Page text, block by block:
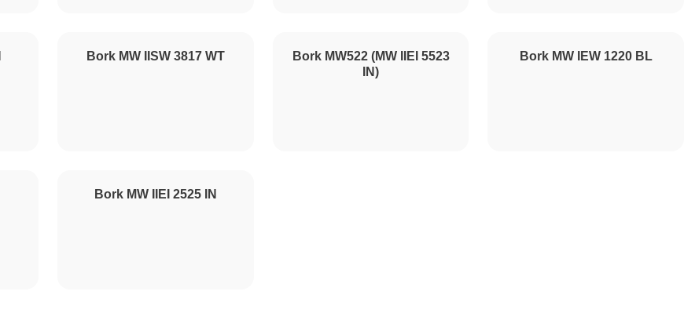
Bork MW IISW 3817 WT
Bork MW522 (MW IIEI 5523
IN)
Bork MW IEW 1220 BL
Bork MW IIEI 2525 IN